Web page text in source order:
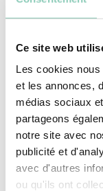
Ce site web
Les cookies
et les annonces,
médias sociaux
partageons
notre site avec
publicité et
avec d'autres
ou qu'ils ont
für
damit die
Handfläche
Bündchen aus
Handgelenke
Diese
EN 420 + A1
4/5 und der